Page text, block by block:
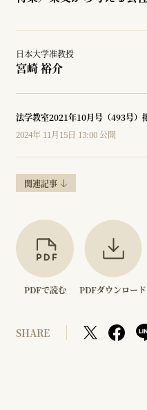
日本大学准教授
宮崎 裕介
法学教室2021年10月号（493号）
2024年 11月15日 13:00 公開
関連記事
PDFで読む PDFダウンロード
SHARE